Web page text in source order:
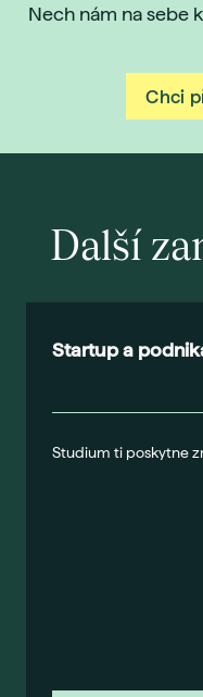
Nech nám na sebe
Chci
Další
Startup a
Studium ti poskytne